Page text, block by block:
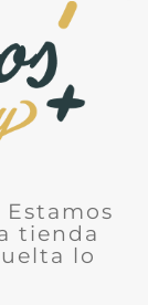
tienda
lo